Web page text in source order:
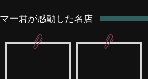
マー君が感動した名店